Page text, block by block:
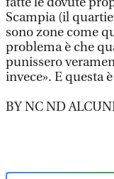
Scampia (il
sono zone come
problema è che
punissero
invece». E questa
BY NC ND